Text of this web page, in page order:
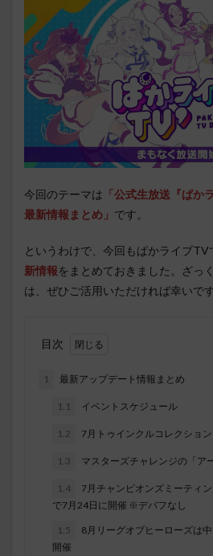
今回のテーマは 「公式生放送『ぱか
最新情報まとめ」 です。
というわけで、今回もぱかライブTV
新情報をまとめておきました。ざっ
は、ぜひご活用いただければ幸いです
目次
1 最新アップデート情報まとめ
1.1 イベントスケジュール
1.2 7月トゥインクルコレクショ
1.3 マスターズチャレンジの「ア
1.4
7月チャンピオンズミーティ
で7月24日に開催 ※デバフなし
1.5
8月リーグオブヒーローズは
開催